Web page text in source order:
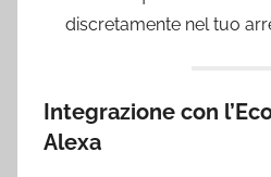
discretamente nel tuo
Integrazione con
Alexa